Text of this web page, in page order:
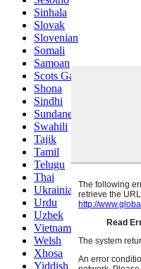
Sinhala
Slovak
Slovenian
Somali
Samoan
Scots Gaelic
Shona
Sindhi
Sundanese
Swahili
Tajik
Tamil
Telugu
Thai
Ukrainian
Urdu
Uzbek
Vietnamese
Welsh
Xhosa
Yiddish